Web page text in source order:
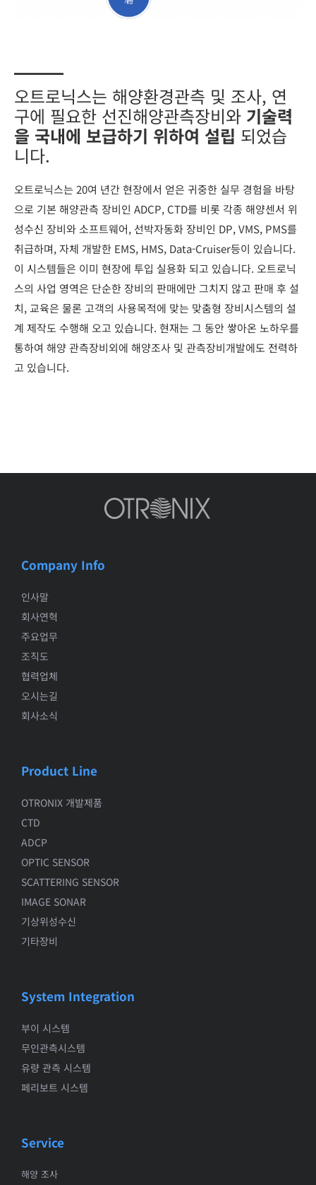
오트로닉스는 해양환경관측 및 조사, 연
구에 필요한 선진해양관측장비와 기술력
을 국내에 보급하기 위하여 설립 되었습
니다.
오트로닉스는 20여 년간 현장에서 얻은 귀중한 실무 경험을 바탕
으로 기본 해양관측 장비인 ADCP, CTD를 비롯 각종 해양센서 위
성수신 장비와 소프트웨어, 선박자동화 장비인 DP, VMS, PMS를
취급하며, 자체 개발한 EMS, HMS, Data-Cruiser등이 있습니다.
이 시스템들은 이미 현장에 투입 실용화 되고 있습니다. 오트로닉
스의 사업 영역은 단순한 장비의 판매에만 그치지 않고 판매 후 설
치, 교육은 물론 고객의 사용목적에 맞는 맞춤형 장비시스템의 설
계 제작도 수행해 오고 있습니다. 현재는 그 동안 쌓아온 노하우를
통하여 해양 관측장비외에 해양조사 및 관측장비개발에도 전력하
고 있습니다.
Company Info
인사말
회사연혁
주요업무
조직도
협력업체
오시는길
회사소식
Product Line
OTRONIX 개발제품
CTD
ADCP
OPTIC SENSOR
SCATTERING SENSOR
IMAGE SONAR
기상위성수신
기타장비
System Integration
부이 시스템
무인관측시스템
유량 관측 시스템
페리보트 시스템
Service
해양 조사